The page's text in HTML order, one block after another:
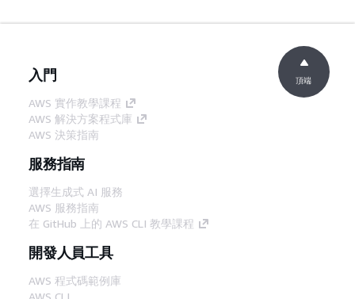
入門
AWS 實作教學課程
AWS 解決方案程式庫
AWS 決策指南
服務指南
選擇生成式 AI 服務
AWS 服務指南
在 GitHub 上的 AWS CLI 教學課程
開發人員工具
AWS 程式碼範例庫
AWS CLI
頂端